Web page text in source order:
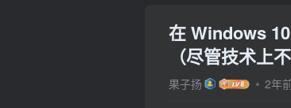
在 Windows
（尽管技术上
果子扬 2年